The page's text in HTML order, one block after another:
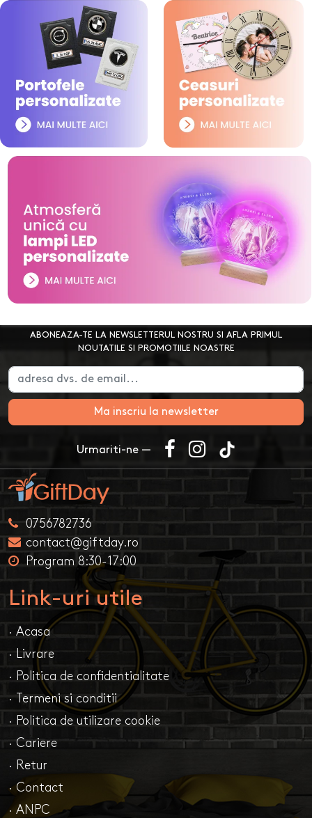
ABONEAZA-TE LA NEWSLETTERUL NOSTRU SI AFLA PRIMUL
NOUTATILE SI PROMOTIILE NOASTRE
Ma inscriu la newsletter
Urmariti-ne —
0756782736
contact@giftday.ro
Program 8:30-17:00
Link-uri utile
· Acasa
· Livrare
· Politica de confidentialitate
· Termeni si conditii
· Politica de utilizare cookie
· Cariere
· Retur
· Contact
· ANPC